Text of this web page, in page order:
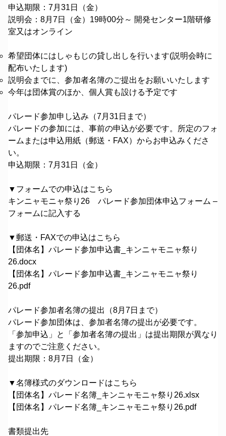
申込期限：7月31日（金）
説明会：8月7日（金）19時00分～ 開発センター1階研修
室又はオンライン
希望団体にはしゃもじの貸し出しを行います(説明会時に
配布いたします)
説明会までに、参加者名簿のご提出をお願いいたします
今年は団体賞のほか、個人賞も設ける予定です
パレード参加申し込み（7月31日まで）
パレードの参加には、事前の申込が必要です。所定のフォ
ームまたは申込用紙（郵送・FAX）からお申込みくださ
い。
申込期限：7月31日（金）
▼フォームでの申込はこちら
キンニャモニャ祭り26 パレード参加団体申込フォーム –
フォームに記入する
▼郵送・FAXでの申込はこちら
【団体名】パレード参加申込書_キンニャモニャ祭り
26.docx
【団体名】パレード参加申込書_キンニャモニャ祭り
26.pdf
パレード参加者名簿の提出（8月7日まで）
パレード参加団体は、参加者名簿の提出が必要です。
「参加申込」と「参加者名簿の提出」は提出期限が異なり
ますのでご注意ください。
提出期限：8月7日（金）
▼名簿様式のダウンロードはこちら
【団体名】パレード名簿_キンニャモニャ祭り26.xlsx
【団体名】パレード名簿_キンニャモニャ祭り26.pdf
書類提出先